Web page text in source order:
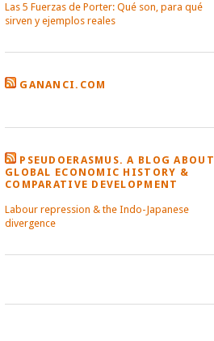
Las 5 Fuerzas de Porter: Qué son, para qué
sirven y ejemplos reales
GANANCI.COM
PSEUDOERASMUS. A BLOG ABOUT
GLOBAL ECONOMIC HISTORY &
COMPARATIVE DEVELOPMENT
Labour repression & the Indo-Japanese
divergence